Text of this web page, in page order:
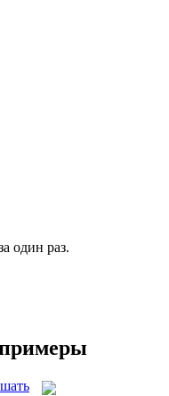
один раз.